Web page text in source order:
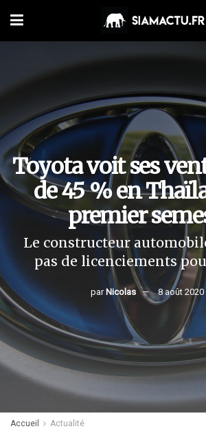
Toyota voit ses
de 45 % en
premier
Le constructeur
pas de licenciements
par Nicolas 8 août 2020
Accueil Actualité